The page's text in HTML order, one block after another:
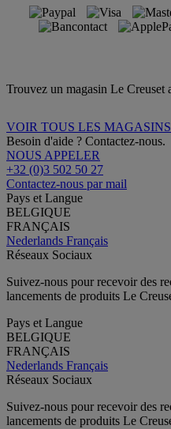
Trouvez un magasin Le Creuset
VOIR TOUS LES
Besoin d'aide ? Contactez-nous.
NOUS APPELER
+32 (0)3 502 50 27
Contactez-nous par mail
Pays et Langue
BELGIQUE
FRANÇAIS
Nederlands Français
Réseaux Sociaux
Suivez-nous pour recevoir des
lancements de produits Le
Pays et Langue
BELGIQUE
FRANÇAIS
Nederlands Français
Réseaux Sociaux
Suivez-nous pour recevoir des
lancements de produits Le